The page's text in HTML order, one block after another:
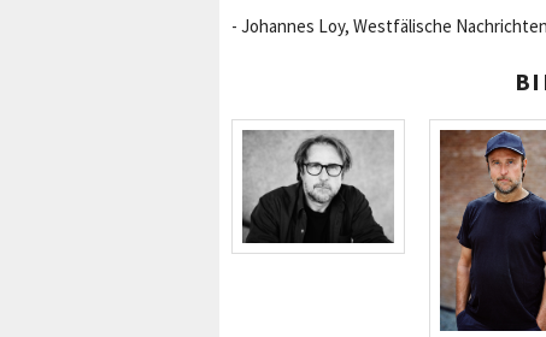
- Johannes Loy, Westfälische Nachrichten